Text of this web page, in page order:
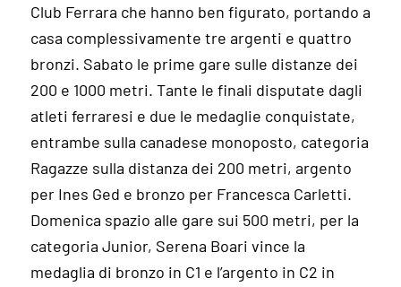
Club Ferrara che hanno ben figurato, portando a
casa complessivamente tre argenti e quattro
bronzi. Sabato le prime gare sulle distanze dei
200 e 1000 metri. Tante le finali disputate dagli
atleti ferraresi e due le medaglie conquistate,
entrambe sulla canadese monoposto, categoria
Ragazze sulla distanza dei 200 metri, argento
per Ines Ged e bronzo per Francesca Carletti.
Domenica spazio alle gare sui 500 metri, per la
categoria Junior, Serena Boari vince la
medaglia di bronzo in C1 e l’argento in C2 in